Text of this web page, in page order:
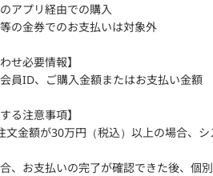
アプリ経由での購入
の金券でのお支払いは対象外
せ必要情報】
員ID、ご購入金額またはお支払い金額
る注意事項】
文金額が30万円（税込）以上の場合、
、お支払いの完了が確認できた後、個